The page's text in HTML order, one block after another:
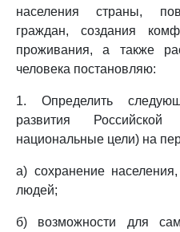
населения страны,
граждан, создания
проживания, а также
человека постановляю:
1. Определить
развития
национальные цели) на
а) сохранение
людей;
б) возможности для